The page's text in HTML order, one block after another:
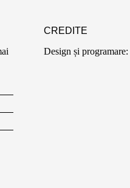
CREDITE
Design și programare: